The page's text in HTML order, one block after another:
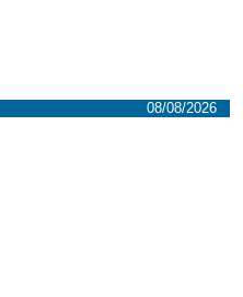
08/08/2026